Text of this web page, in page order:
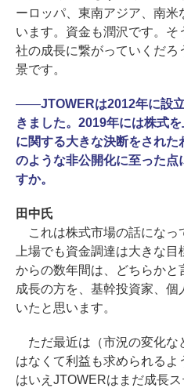
ーロッパ、東南アジア、南米
います。資金も潤沢です。
社の成長に繋がっていくだ
景です。
――JTOWERは2012年に設
きました。2019年には株式
に関する大きな決断をされた
のような非公開化に至った
すか。
田中氏
これは株式市場の話になっ
上場でも資金調達は大きな
からの数年間は、どちらか
成長の方を、基幹投資家、
いたと思います。
ただ最近は（市況の変化な
はなくて利益も求められるよ
はいえJTOWERはまだ成長